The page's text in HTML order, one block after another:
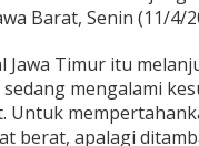
n
i
M
e
m
i
Barat, Senin (11/4/
Jawa Timur itu
mengalami
Untuk
berat, apalagi